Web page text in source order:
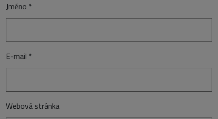
Jméno *
E-mail *
Webová stránka